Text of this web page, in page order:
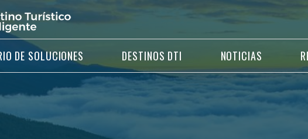
DE SOLUCIONES DESTINOS DTI NOTICIAS